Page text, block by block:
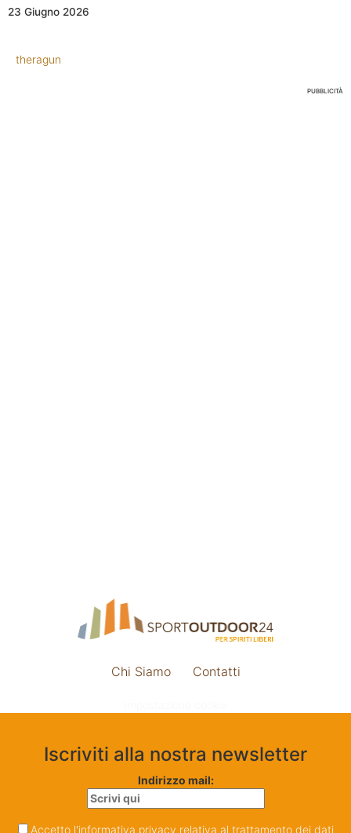
23 Giugno 2026
theragun
PUBBLICITÀ
Chi Siamo Contatti
Iscriviti alla nostra newsletter
Indirizzo mail:
Accetto l'informativa privacy relativa al trattamento dei dati